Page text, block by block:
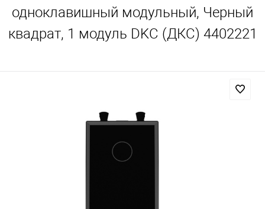
одноклавишный модульный, Черный
квадрат, 1 модуль DKC (ДКС) 4402221